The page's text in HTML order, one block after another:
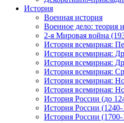
История
Военная история
Военное дело: теория
2-я Мировая война
История всемирная:
История всемирная:
История всемирная:
История всемирная:
История всемирная:
История всемирная:
История России (до
История России (1240-
История России (1700-